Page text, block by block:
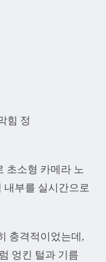
힘 정
초소형 카메라 노
내부를 실시간으로
충격적이었는데,
엉킨 털과 기름